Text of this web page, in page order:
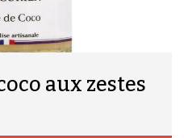
aux zestes